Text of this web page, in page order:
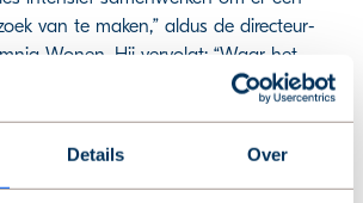
Details Over
van te maken,” aldus de directeur-
Wonen. Hij vervolgt: “Waar het
is dat we als SWEV-corporaties meer
en naar elkaar omkijken. We zijn er